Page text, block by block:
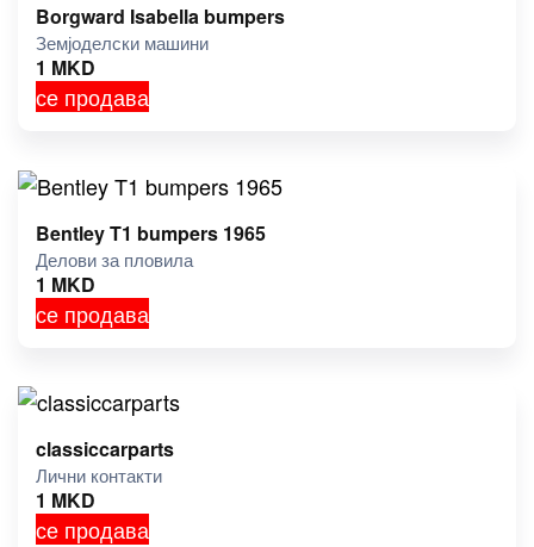
Borgward Isabella bumpers
Земјоделски машини
1 MKD
се продава
Bentley T1 bumpers 1965
Делови за пловила
1 MKD
се продава
classiccarparts
Лични контакти
1 MKD
се продава